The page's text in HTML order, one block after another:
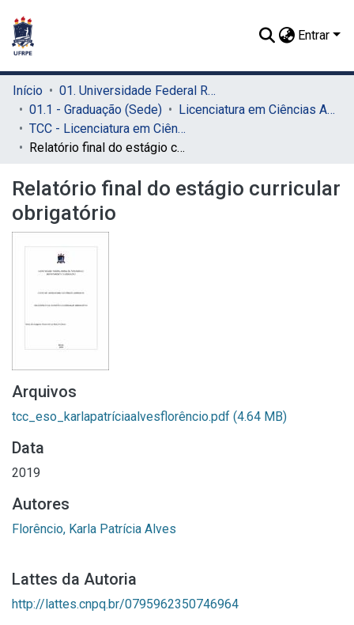
Entrar
Início
01. Universidade Federal Rural de Pernambuco - UFRPE (Sede)
01.1 - Graduação (Sede)
Licenciatura em Ciências Agrícolas (Sede)
TCC - Licenciatura em Ciências Agrícolas (Sede)
Relatório final do estágio curricular obrigatório
Relatório final do estágio curricular
obrigatório
Arquivos
tcc_eso_karlapatríciaalvesflorêncio.pdf (4.64 MB)
Data
2019
Autores
Florêncio, Karla Patrícia Alves
Lattes da Autoria
http://lattes.cnpq.br/0795962350746964